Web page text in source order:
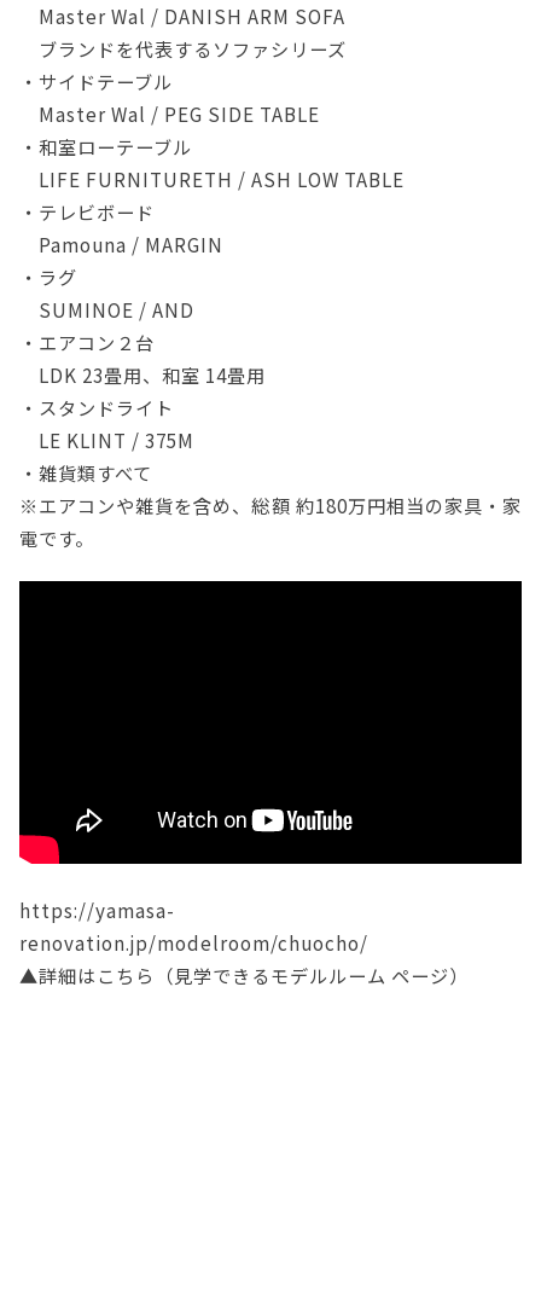
Master Wal / DANISH ARM SOFA
ブランドを代表するソファシリーズ
・サイドテーブル
Master Wal / PEG SIDE TABLE
・和室ローテーブル
LIFE FURNITURETH / ASH LOW TABLE
・テレビボード
Pamouna / MARGIN
・ラグ
SUMINOE / AND
・エアコン２台
LDK 23畳用、和室 14畳用
・スタンドライト
LE KLINT / 375M
・雑貨類すべて
※エアコンや雑貨を含め、総額 約180万円相当の家具・家
電です。
https://yamasa-
renovation.jp/modelroom/chuocho/
▲詳細はこちら（見学できるモデルルーム ページ）